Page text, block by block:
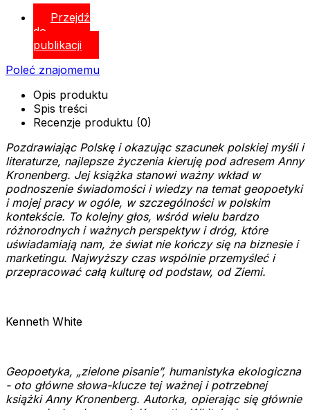
Przejdź
do
publikacji
Poleć znajomemu
Opis produktu
Spis treści
Recenzje produktu (0)
Pozdrawiając Polskę i okazując szacunek polskiej myśli i
literaturze, najlepsze życzenia kieruję pod adresem Anny
Kronenberg. Jej książka stanowi ważny wkład w
podnoszenie świadomości i wiedzy na temat geopoetyki
i mojej pracy w ogóle, w szczególności w polskim
kontekście. To kolejny głos, wśród wielu bardzo
różnorodnych i ważnych perspektyw i dróg, które
uświadamiają nam, że świat nie kończy się na biznesie i
marketingu. Najwyższy czas wspólnie przemyśleć i
przepracować całą kulturę od podstaw, od Ziemi.
Kenneth White
Geopoetyka, „zielone pisanie”, humanistyka ekologiczna
- oto główne słowa-klucze tej ważnej i potrzebnej
książki Anny Kronenberg. Autorka, opierając się głównie